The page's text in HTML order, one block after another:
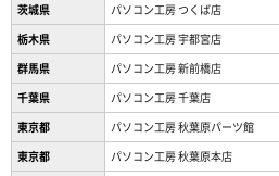
茨城県
パソコン工房 つくば店
栃木県
パソコン工房 宇都宮店
群馬県
パソコン工房 新前橋店
千葉県
パソコン工房 千葉店
東京都
パソコン工房 秋葉原パーツ館
東京都
パソコン工房 秋葉原本店